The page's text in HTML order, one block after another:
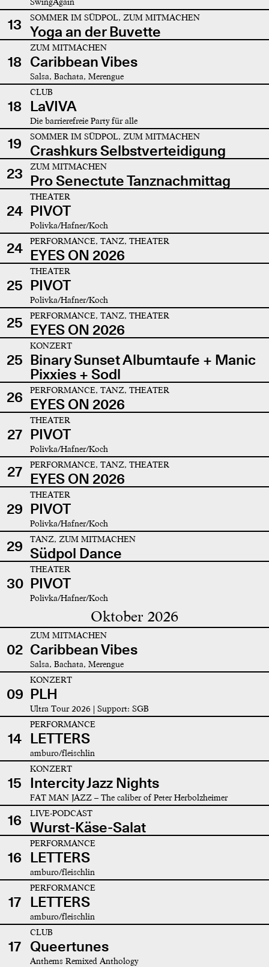
13 SOMMER IM SÜDPOL, ZUM MITMACHEN
Yoga an der Buvette
18
ZUM MITMACHEN
Caribbean Vibes
Salsa, Bachata, Merengue
18
CLUB
LaVIVA
Die barrierefreie Party für alle
19 SOMMER IM SÜDPOL, ZUM MITMACHEN
Crashkurs Selbstverteidigung
23
ZUM MITMACHEN
Pro Senectute Tanznachmittag
24
THEATER
PIVOT
Polivka/Hafner/Koch
24 PERFORMANCE, TANZ, THEATER
EYES ON 2026
25
THEATER
PIVOT
Polivka/Hafner/Koch
25 PERFORMANCE, TANZ, THEATER
EYES ON 2026
25
KONZERT
Binary Sunset Albumtaufe + Manic
Pixxies + Sodl
26
PERFORMANCE, TANZ, THEATER
EYES ON 2026
27
THEATER
PIVOT
Polivka/Hafner/Koch
27 PERFORMANCE, TANZ, THEATER
EYES ON 2026
29
THEATER
PIVOT
Polivka/Hafner/Koch
29 TANZ, ZUM MITMACHEN
Südpol Dance
30
THEATER
PIVOT
Polivka/Hafner/Koch
Oktober 2026
02
ZUM MITMACHEN
Caribbean Vibes
Salsa, Bachata, Merengue
09
KONZERT
PLH
Ultra Tour 2026 | Support: SGB
14
PERFORMANCE
LETTERS
amburo/fleischlin
15
KONZERT
Intercity Jazz Nights
FAT MAN JAZZ – The caliber of Peter Herbolzheimer
16 LIVE-PODCAST
Wurst-Käse-Salat
16
PERFORMANCE
LETTERS
amburo/fleischlin
17
PERFORMANCE
LETTERS
amburo/fleischlin
17
CLUB
Queertunes
Anthems Remixed Anthology